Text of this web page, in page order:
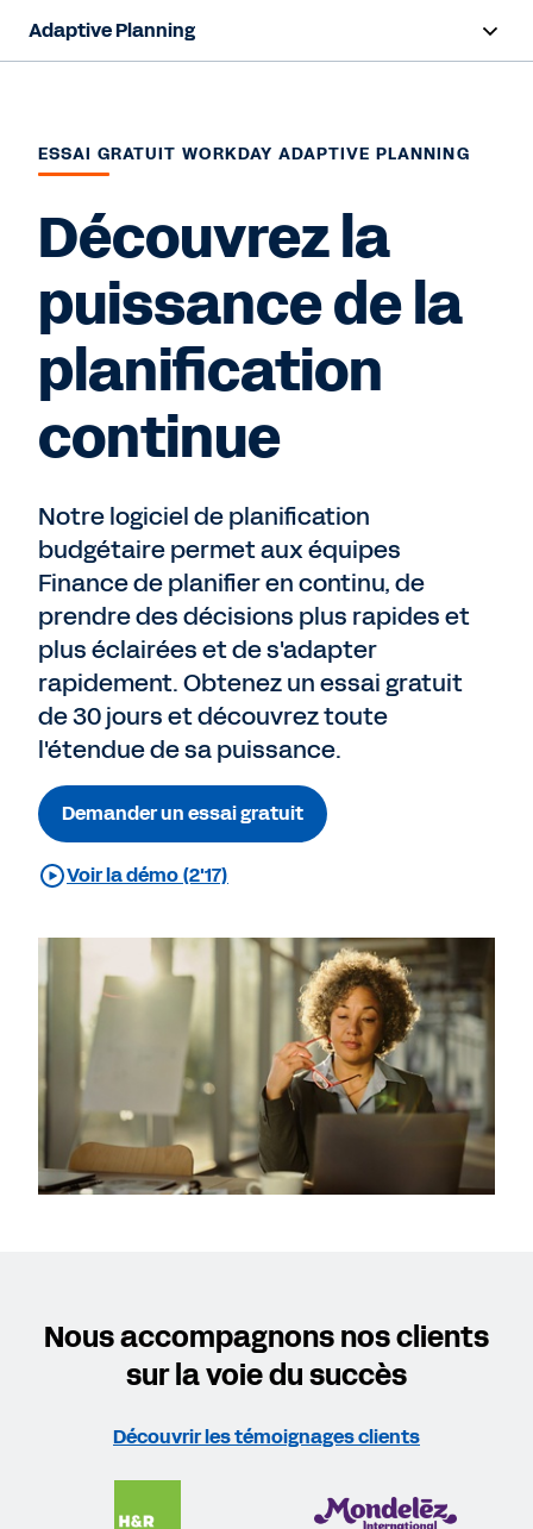
Adaptive Planning
Capacités d'IA
Solutions
Ressources
Tarification
Voir la démo
ESSAI GRATUIT WORKDAY ADAPTIVE PLANNING
Découvrez la
puissance de la
planification
continue
Notre logiciel de planification
budgétaire permet aux équipes
Finance de planifier en continu, de
prendre des décisions plus rapides et
plus éclairées et de s'adapter
rapidement. Obtenez un essai gratuit
de 30 jours et découvrez toute
l'étendue de sa puissance.
Demander un essai gratuit
Voir la démo (2'17)
Nous accompagnons nos clients
sur la voie du succès
Découvrir les témoignages clients